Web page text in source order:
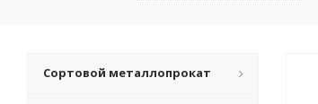
Сортовой металлопрокат